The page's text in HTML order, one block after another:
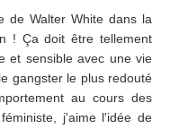
de Walter White dans la
! Ça doit être tellement
et sensible avec une vie
gangster le plus redouté
au cours des
j'aime l'idée de